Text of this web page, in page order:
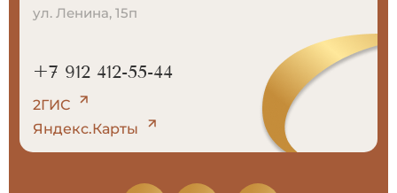
ул. Ленина, 15п
+7 912 412-55-44
2ГИС
Яндекс.Карты